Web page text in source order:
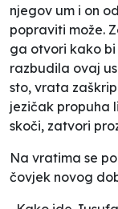
njegov um i on
popraviti može.
ga otvori kako
razbudila ovaj
sto, vrata
jezičak propuha
skoči, zatvori
Na vratima se
čovjek novog